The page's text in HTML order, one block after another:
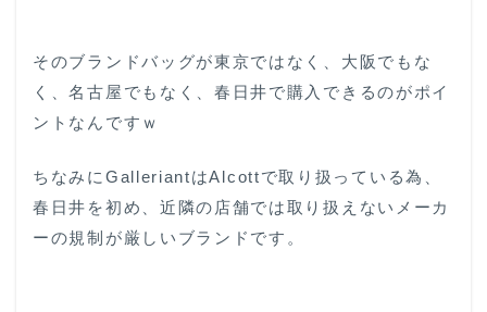
そのブランドバッグが東京ではなく、大阪でもな
く、名古屋でもなく、春日井で購入できるのがポイ
ントなんですｗ
ちなみにGalleriantはAlcottで取り扱っている為、
春日井を初め、近隣の店舗では取り扱えないメーカ
ーの規制が厳しいブランドです。